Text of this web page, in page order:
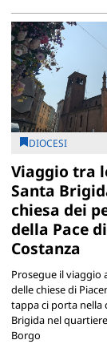
DIOCESI
Viaggio tra
Santa
chiesa dei
della Pace di
Costanza
Prosegue il viaggio
delle chiese di
tappa ci porta nella
Brigida nel
Borgo